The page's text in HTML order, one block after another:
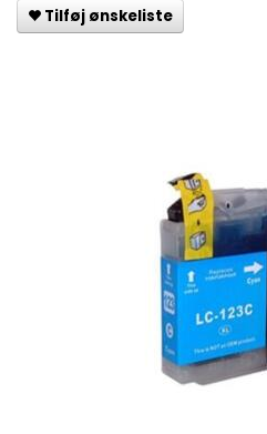
Tilføj ønskeliste